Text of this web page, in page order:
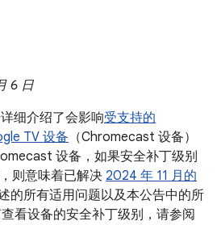
6 日
细介绍了会影响受支持的
TV 设备 （Chromecast 设备）
设备，如果安全补丁级别
则意味着已解决 2024 年 11 月的
的所有适用问题以及本公告中的所
看设备的安全补丁级别，请参阅